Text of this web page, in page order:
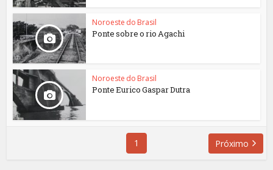
Noroeste do Brasil
Ponte sobre o rio Agachi
Noroeste do Brasil
Ponte Eurico Gaspar Dutra
1 Próximo